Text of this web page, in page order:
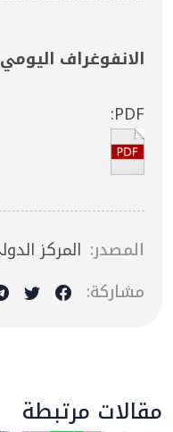
الانفوغراف اليومي - 17 مارس
PDF:
المصدر: المركز
مشاركة:
مقالات مرتبطة